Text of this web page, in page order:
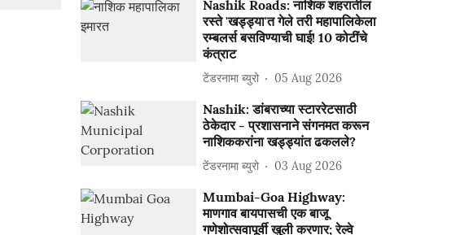
Nashik Roads: नाशिक शहरातील
रस्ते 'खड्ड्या'त गेले तरी महापालिकेला
रम्बलर्स बसविण्याची घाई! 10 कोटींचे
कंत्राट
टेंडरनामा ब्युरो 05 Aug 2026
Nashik: डांबराच्या स्टाररेटसाठी
ठेकेदार - प्रशासनाने संगनमत करून
नाशिककरांना खड्ड्यांत ढकलले?
टेंडरनामा ब्युरो 03 Aug 2026
Mumbai-Goa Highway:
माणगाव बायपासची एक बाजू
गणेशोत्सवापूर्वी खुली करणार; रेल्वे